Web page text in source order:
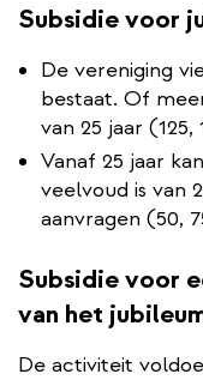
Subsidie voor
De vereniging
bestaat. Of
van 25 jaar (125,
Vanaf 25 jaar
veelvoud is van
aanvragen (50,
Subsidie voor
van het
De activiteit